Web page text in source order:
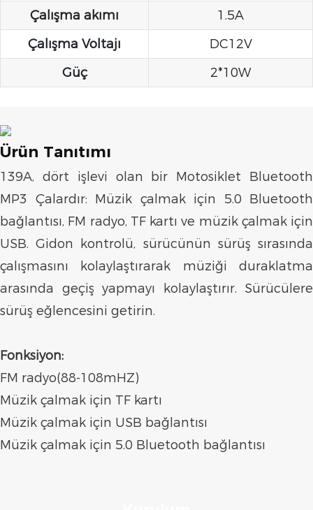
Çalışma akımı
1.5A
Çalışma Voltajı
DC12V
Güç
2*10W
Ürün Tanıtımı
139A, dört işlevi olan bir Motosiklet Bluetooth
MP3 Çalardır: Müzik çalmak için 5.0 Bluetooth
bağlantısı, FM radyo, TF kartı ve müzik çalmak için
USB. Gidon kontrolü, sürücünün sürüş sırasında
çalışmasını kolaylaştırarak müziği duraklatma
arasında geçiş yapmayı kolaylaştırır. Sürücülere
sürüş eğlencesini getirin.
Fonksiyon:
FM radyo(88-108mHZ)
Müzik çalmak için TF kartı
Müzik çalmak için USB bağlantısı
Müzik çalmak için 5.0 Bluetooth bağlantısı